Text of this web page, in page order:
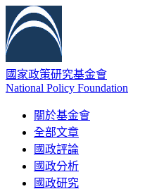
國家政策研究基金會
National Policy Foundation
關於基金會
全部文章
國政評論
國政分析
國政研究